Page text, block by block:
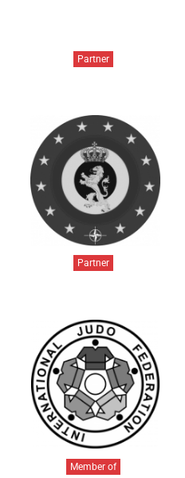
Partner
Partner
Member of